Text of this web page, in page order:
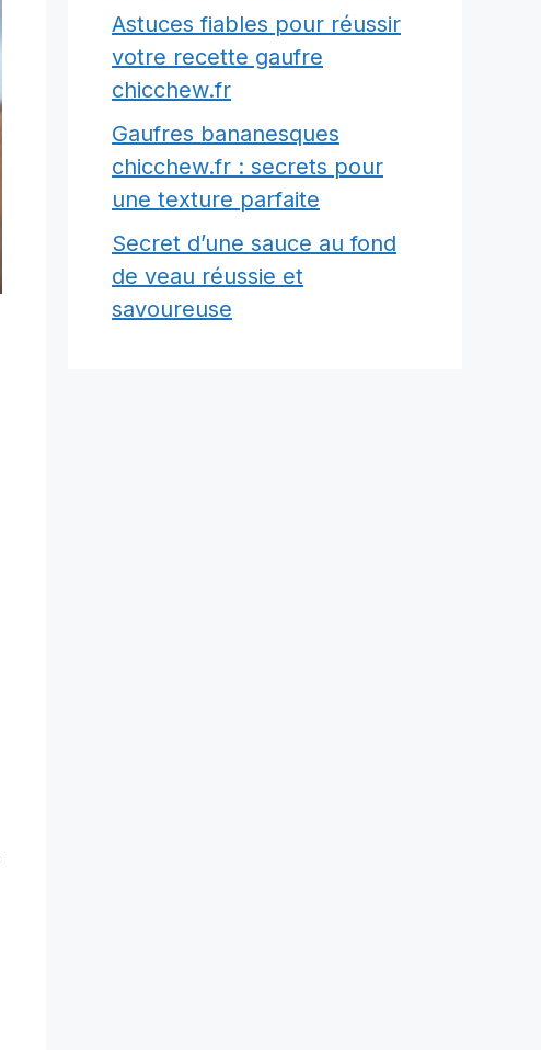
Astuces fiables pour réussir
votre recette gaufre
chicchew.fr
Gaufres bananesques
chicchew.fr : secrets pour
une texture parfaite
Secret d’une sauce au fond
de veau réussie et
savoureuse